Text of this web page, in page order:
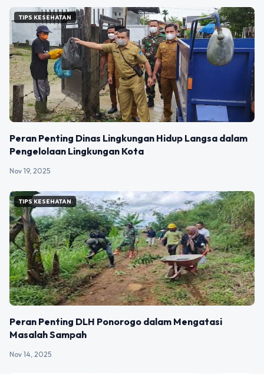
TIPS KESEHATAN
Peran Penting Dinas Lingkungan Hidup Langsa dalam
Pengelolaan Lingkungan Kota
Nov 19, 2025
TIPS KESEHATAN
Peran Penting DLH Ponorogo dalam Mengatasi
Masalah Sampah
Nov 14, 2025